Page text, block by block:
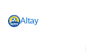
Altay